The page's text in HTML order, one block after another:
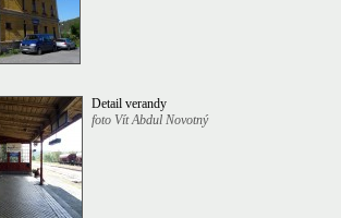
Detail verandy
foto Vít Abdul Novotný